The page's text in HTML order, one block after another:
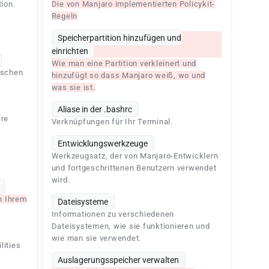
Ihrem
Die von Manjaro implementierten Policykit-
Regeln
Speicherpartition hinzufügen und
einrichten
Wie man eine Partition verkleinert und
hinzufügt so dass Manjaro weiß, wo und
was sie ist.
Aliase in der .bashrc
Verknüpfungen für Ihr Terminal.
Entwicklungswerkzeuge
Werkzeugsatz, der von Manjaro-Entwicklern
und fortgeschrittenen Benutzern verwendet
wird.
Dateisysteme
Informationen zu verschiedenen
Dateisystemen, wie sie funktionieren und
wie man sie verwendet.
Auslagerungsspeicher verwalten